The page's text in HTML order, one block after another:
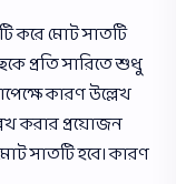
করে মােট সাতটি
ছকে প্রতি সারিতে শুধু
কারণ উল্লেখ
করার প্রয়োজন
সাতটি হবে। কারণ